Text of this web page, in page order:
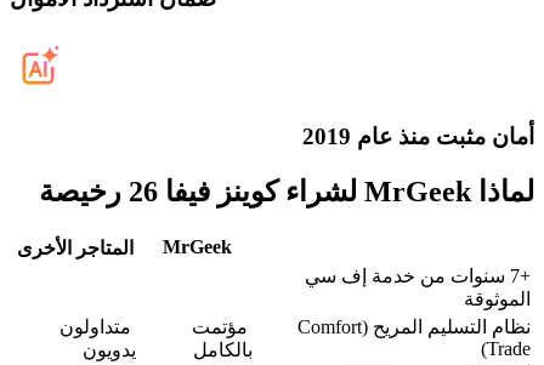
أمان مثبت منذ عام 2019
لماذا MrGeek لشراء كوينز فيفا 26 رخيصة
MrGeek
المتاجر الأخرى
+7 سنوات من خدمة إف سي
الموثوقة
نظام التسليم المريح (Comfort
Trade)
مؤتمت
بالكامل
متداولون
يدويون